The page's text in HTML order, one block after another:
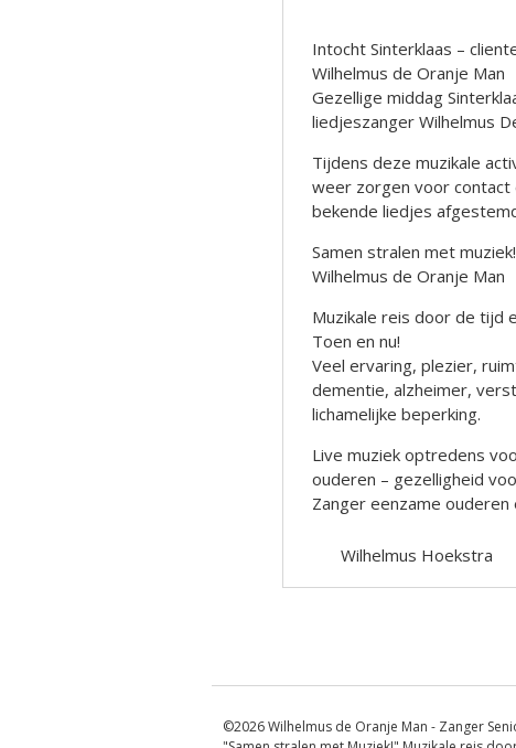
Intocht Sinterklaas –
Wilhelmus de Oranje Man
Gezellige middag
liedjeszanger Wilhelmus
Tijdens deze muzikale
weer zorgen voor contact
bekende liedjes
Samen stralen met
Wilhelmus de Oranje Man
Muzikale reis door de tijd
Toen en nu!
Veel ervaring, plezier,
dementie, alzheimer,
lichamelijke beperking.
Live muziek optredens
ouderen – gezelligheid
Zanger eenzame ouderen
Wilhelmus Hoekstra
©2026 Wilhelmus de Oranje Man - Zanger